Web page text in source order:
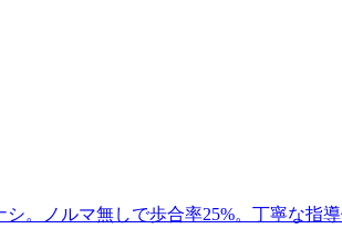
。ノルマ無しで歩合率25%。丁寧な指